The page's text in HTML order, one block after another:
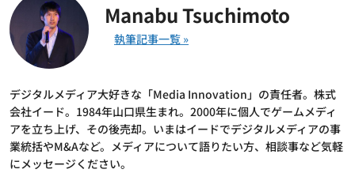
Manabu Tsuchimoto
デジタルメディア大好きな「Media Innovation」の責任者。株式
会社イード。1984年山口県生まれ。2000年に個人でゲームメディ
アを立ち上げ、その後売却。いまはイードでデジタルメディアの事
業統括やM&Aなど。メディアについて語りたい方、相談事など気軽
にメッセージください。